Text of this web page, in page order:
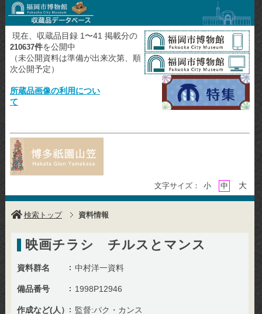
現在、収蔵品目録 1〜41 掲載分の
210637件を公開中
（未公開資料は準備が出来次第、順
次公開予定）
所蔵品画像の利用につい
て
文字サイズ： 小 中 大
検索トップ 資料情報
映画チラシ チルスとマンス
資料群名 中村洋一資料
備品番号 1998P12946
作成など(人） 監督:パク・カンス